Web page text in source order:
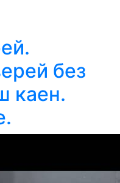
без
каен.